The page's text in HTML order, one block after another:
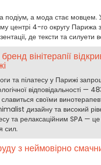
подіум, а мода стає мовцем.
центрі 4-го округу Парижа
де тексти та силуети
вінітерапії
та пілатесу у Парижі
відповідальності —
своїми
дизайну та високий
та релаксаційним SPA —
сил.
з неймовірно